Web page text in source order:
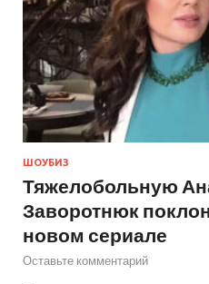
ШОУБИЗ
Тяжелобольную
Заворотнюк
новом сериале
Оставьте комментарий